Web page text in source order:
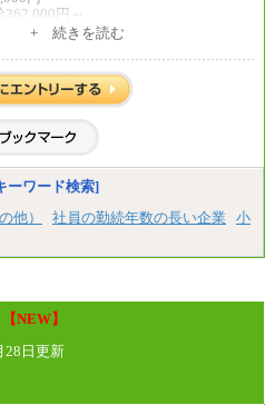
〉月給219,000 円～ 〈大阪・兵庫〉
なし
給与変更なし
～(※1)、184,000円～(※2)、180,500円
県、千葉県、神奈川県
岡県
県、栃木県、群馬県、長野県、新
石川県、岡山県、広島県、山口県、
熊本県、宮崎県、鹿児島県、沖縄
形県
バイト
額 1,050円～ ※勤務地により異な
円～
円～
円～
円～
200,000円～
+ 続きを読む
ーワード検索]
他） 社員の勤続年数の長い企業
小
【NEW】
28日更新